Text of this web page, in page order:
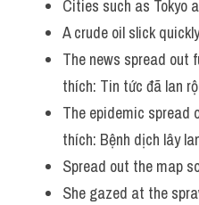
Cities such as Tokyo
A crude oil slick
The news spread out
thích: Tin tức đã lan
The epidemic spread
thích: Bệnh dịch lây
Spread out the map
She gazed at the